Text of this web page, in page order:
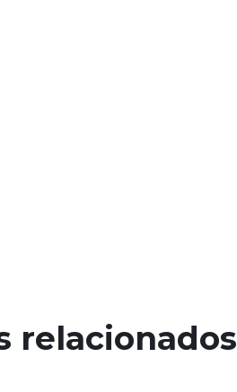
relacionados